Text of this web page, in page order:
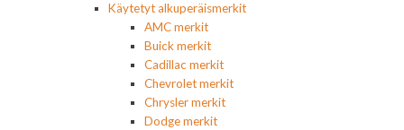
Käytetyt alkuperäismerkit
AMC merkit
Buick merkit
Cadillac merkit
Chevrolet merkit
Chrysler merkit
Dodge merkit